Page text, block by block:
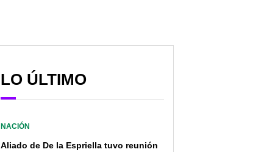
LO ÚLTIMO
NACIÓN
Aliado de De la Espriella tuvo reunión